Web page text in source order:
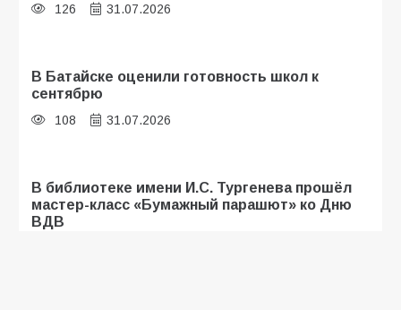
126 31.07.2026
В Батайске оценили готовность школ к
сентябрю
108 31.07.2026
В библиотеке имени И.С. Тургенева прошёл
мастер-класс «Бумажный парашют» ко Дню
ВДВ